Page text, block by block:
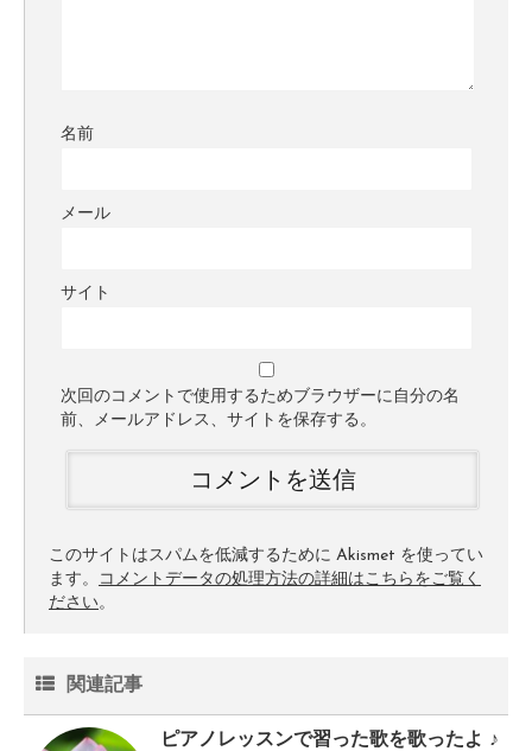
名前
メール
サイト
次回のコメントで使用するためブラウザーに自分の名
前、メールアドレス、サイトを保存する。
このサイトはスパムを低減するために Akismet を使ってい
ます。
コメントデータの処理方法の詳細はこちらをご覧く
ださい。
関連記事
ピアノレッスンで習った歌を歌ったよ ♪